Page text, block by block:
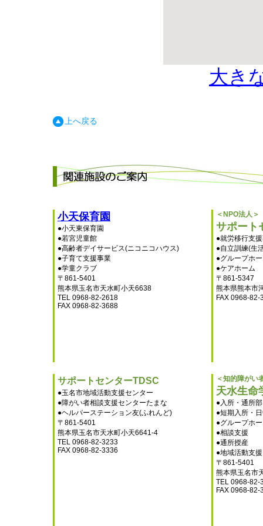
大き
上へ戻る
小天保育園
●小天東保育園
●若宮児童館
●高齢者デイサービス(ニコニコハウス)
●子育て支援事業
●学童クラブ
〒861-5401
熊本県玉名市天水町小天6638
TEL 0968-82-2618
FAX 0968-82-3688
＜NPO法人＞
サポート
●就労移行支
●自立訓練(生
●グループホ
●ケアホーム
〒861-5347
熊本県熊本市
FAX 0968-82-
サポートセンターTDSC
●玉名市地域活動支援センター
●障がい者相談支援センターたまな
●ヘルパーステーション友(ふれんど)
〒861-5401
熊本県玉名市天水町小天6641-4
TEL 0968-82-3233
FAX 0968-82-3336
＜知的障がい
天水生命
●入所・通所部
●短期入所・
●グループホ
●相談支援
●通所授産
●地域活動支
〒861-5401
熊本県玉名市
TEL 0968-82-
FAX 0968-82-